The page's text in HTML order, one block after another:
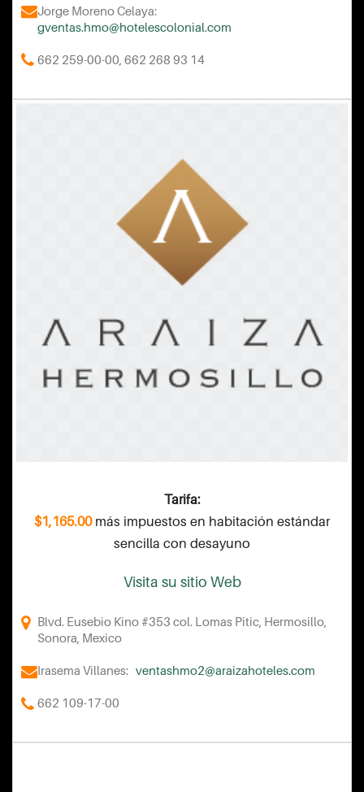
Jorge Moreno Celaya:
gventas.hmo@hotelescolonial.com
662 259-00-00, 662 268 93 14
Tarifa:
$1,165.00más impuestos en habitación estándar
sencilla con desayuno
Visita su sitio Web
Blvd. Eusebio Kino #353 col. Lomas Pitic, Hermosillo,
Sonora, Mexico
Irasema Villanes: ventashmo2@araizahoteles.com
662 109-17-00